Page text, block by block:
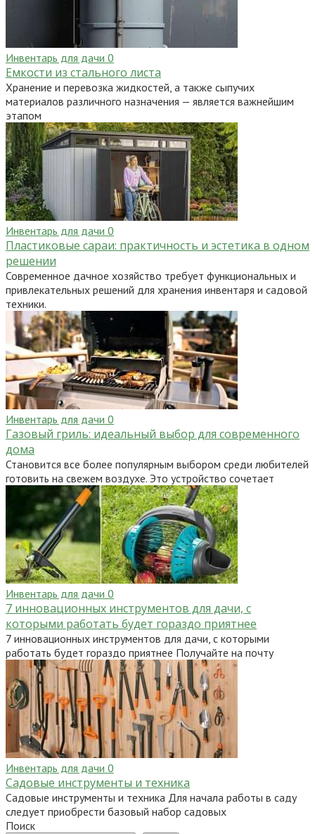
Инвентарь для дачи 0
Емкости из стального листа
Хранение и перевозка жидкостей, а также сыпучих
материалов различного назначения — является важнейшим
этапом
Инвентарь для дачи 0
Пластиковые сараи: практичность и эстетика в одном
решении
Современное дачное хозяйство требует функциональных и
привлекательных решений для хранения инвентаря и садовой
техники.
Инвентарь для дачи 0
Газовый гриль: идеальный выбор для современного
дома
Становится все более популярным выбором среди любителей
готовить на свежем воздухе. Это устройство сочетает
Инвентарь для дачи 0
7 инновационных инструментов для дачи, с
которыми работать будет гораздо приятнее
7 инновационных инструментов для дачи, с которыми
работать будет гораздо приятнее Получайте на почту
Инвентарь для дачи 0
Садовые инструменты и техника
Садовые инструменты и техника Для начала работы в саду
следует приобрести базовый набор садовых
Поиск